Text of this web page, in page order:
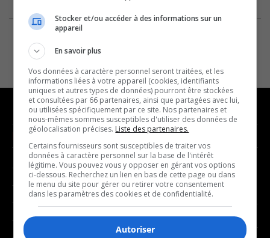
NOUVELLES
- Affaires municipales
- Communauté / Social
- Culture
- Économie
MUSIQUE
- Décompte franco
- Joué récemment
BALADOS
Stocker et/ou accéder à des informations sur un
appareil
En savoir plus
Vos données à caractère personnel seront traitées, et les
informations liées à votre appareil (cookies, identifiants
uniques et autres types de données) pourront être stockées
et consultées par 66 partenaires, ainsi que partagées avec lui,
ou utilisées spécifiquement par ce site. Nos partenaires et
nous-mêmes sommes susceptibles d'utiliser des données de
géolocalisation précises. Liste des partenaires.
Certains fournisseurs sont susceptibles de traiter vos
données à caractère personnel sur la base de l'intérêt
légitime. Vous pouvez vous y opposer en gérant vos options
ci-dessous. Recherchez un lien en bas de cette page ou dans
le menu du site pour gérer ou retirer votre consentement
dans les paramètres des cookies et de confidentialité.
Autoriser